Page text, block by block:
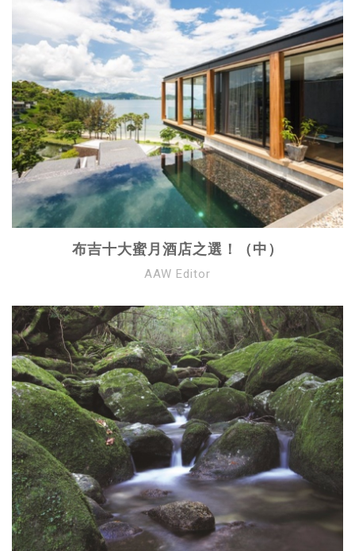
布吉十大蜜月酒店之選！（中）
AAW Editor